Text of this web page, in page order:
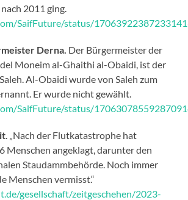
2011 ging.
SaifFuture/status/
Derna. Der Bürgermeister der
Moneim al-Ghaithi al-Obaidi, ist der
Al-Obaidi wurde von Saleh zum
Er wurde nicht gewählt.
SaifFuture/status/
. „Nach der Flutkatastrophe hat
Menschen angeklagt, darunter den
Staudammbehörde. Noch immer
Menschen vermisst.“
gesellschaft/zeitgeschehen/2023-